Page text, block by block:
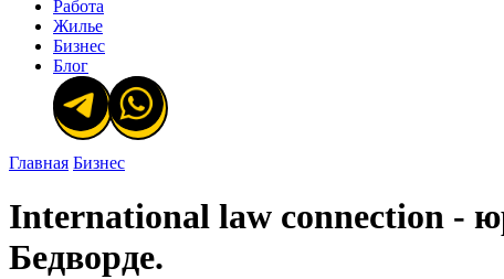
Работа
Жилье
Бизнес
Блог
Главная Бизнес
International law connection -
Бедворде.